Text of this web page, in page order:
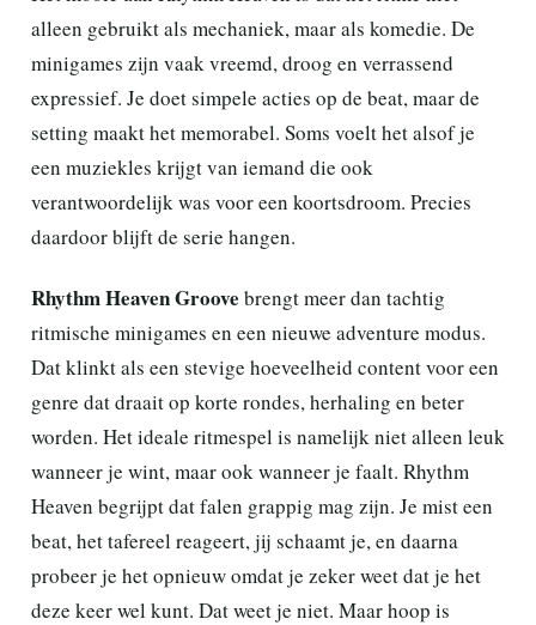
alleen gebruikt als mechaniek, maar als komedie. De
minigames zijn vaak vreemd, droog en verrassend
expressief. Je doet simpele acties op de beat, maar de
setting maakt het memorabel. Soms voelt het alsof je
een muziekles krijgt van iemand die ook
verantwoordelijk was voor een koortsdroom. Precies
daardoor blijft de serie hangen.
Rhythm Heaven Groove brengt meer dan tachtig
ritmische minigames en een nieuwe adventure modus.
Dat klinkt als een stevige hoeveelheid content voor een
genre dat draait op korte rondes, herhaling en beter
worden. Het ideale ritmespel is namelijk niet alleen leuk
wanneer je wint, maar ook wanneer je faalt. Rhythm
Heaven begrijpt dat falen grappig mag zijn. Je mist een
beat, het tafereel reageert, jij schaamt je, en daarna
probeer je het opnieuw omdat je zeker weet dat je het
deze keer wel kunt. Dat weet je niet. Maar hoop is